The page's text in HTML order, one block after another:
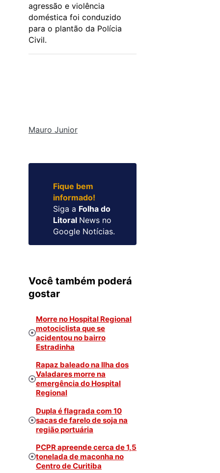
agressão e violência
doméstica foi conduzido
para o plantão da Polícia
Civil.
Mauro Junior
Fique bem
informado!
Siga a Folha do
Litoral News no
Google Notícias.
Você também poderá
gostar
Morre no Hospital Regional
motociclista que se
acidentou no bairro
Estradinha
Rapaz baleado na Ilha dos
Valadares morre na
emergência do Hospital
Regional
Dupla é flagrada com 10
sacas de farelo de soja na
região portuária
PCPR apreende cerca de 1,5
tonelada de maconha no
Centro de Curitiba